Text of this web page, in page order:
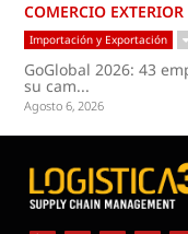
COMERCIO EXTERIOR
Importación y Exportación
GoGlobal 2026: 43
su cam...
Agosto 6, 2026